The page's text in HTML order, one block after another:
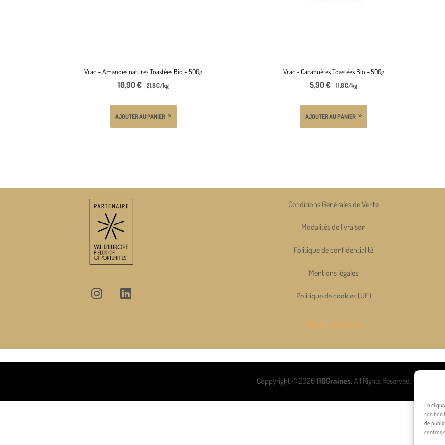
En
son bon
de
centres
Vrac – Amandes natures Toastées Bio – 500g
10,90€ 21,8€/kg
AJOUTER AU PANIER
Vrac – Cacahuètes Toastées Bio – 500g
5,90€ 11,8€/kg
AJOUTER AU PANIER
Conditions Générales de Vente
Modalités de livraison
Politique de confidentialité
Mentions légales
Politique de cookies (UE)
Nous contacter
Coppyright © 2026110Graines . All Rights Reserved.